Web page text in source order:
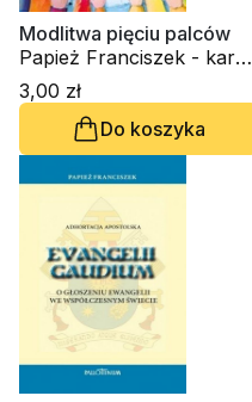
Modlitwa pięciu palców
Papież Franciszek - kard.
Jorge Mario Bergoglio
3,00 zł
Do koszyka